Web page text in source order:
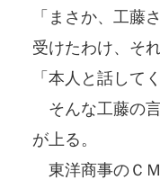
「まさか、工藤
受けたわけ、それ
「本人と話して
そんな工藤の
が上る。
東洋商事のＣ